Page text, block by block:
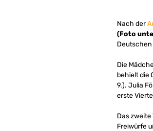
Nach der
(Foto
Deutschen
Die
behielt die
9.). Julia
erste
Das zweite
Freiwürfe